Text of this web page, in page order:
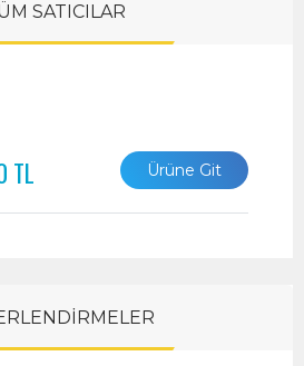
SATICILAR
TL Ürüne Git